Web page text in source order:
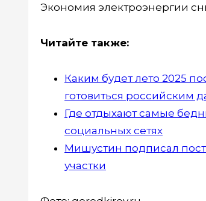
Экономия электроэнергии
Читайте также:
Каким будет лето 2025
готовиться российским
Где отдыхают самые
социальных сетях
Мишустин подписал
участки